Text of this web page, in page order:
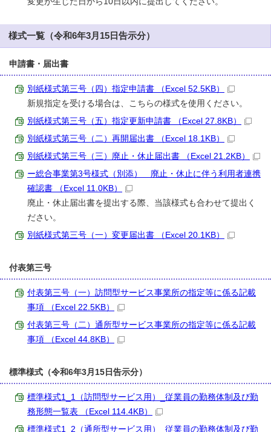
様式一覧（令和6年3月15日告示分）
申請書・届出書
別紙様式第三号（四）指定申請書 （Excel 52.5KB）
新規指定を受ける場合は、こちらの様式を使用ください。
別紙様式第三号（五）指定更新申請書 （Excel 27.8KB）
別紙様式第三号（二）再開届出書 （Excel 18.1KB）
別紙様式第三号（三）廃止・休止届出書 （Excel 21.2KB）
ー総合事業第3号様式（別添） 廃止・休止に伴う利用者連携
確認書 （Excel 11.0KB）
廃止・休止届出書を提出する際、当該様式も合わせて提出く
ださい。
別紙様式第三号（一）変更届出書 （Excel 20.1KB）
付表第三号
付表第三号（一）訪問型サービス事業所の指定等に係る記載
事項 （Excel 22.5KB）
付表第三号（二）通所型サービス事業所の指定等に係る記載
事項 （Excel 44.8KB）
標準様式（令和6年3月15日告示分）
標準様式1_1（訪問型サービス用）_従業員の勤務体制及び勤
務形態一覧表 （Excel 114.4KB）
標準様式1_2（通所型サービス用）_従業員の勤務体制及び勤